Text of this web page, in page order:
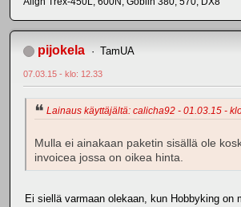
pijokela TamUA
07.03.15 - klo: 12.33
Lainaus käyttäjältä: calicha92 - 01.03.15 -
Mulla ei ainakaan paketin sisällä ole
invoicea jossa on oikea hinta.
Ei siellä varmaan olekaan, kun Hobbyking on